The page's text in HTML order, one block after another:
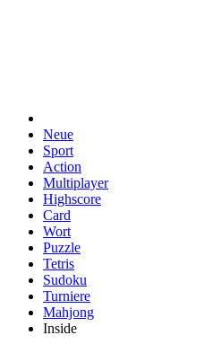
Neue
Sport
Action
Multiplayer
Highscore
Card
Wort
Puzzle
Tetris
Sudoku
Turniere
Mahjong
Inside